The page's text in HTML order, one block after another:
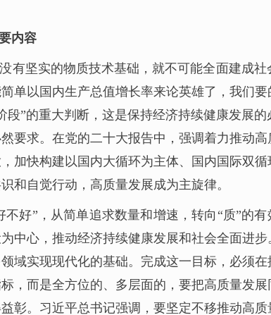
内容
有坚实的物质技术基础，就不可能全面建成
单以国内生产总值增长率来论英雄了，我们
”的重大判断，这是保持经济持续健康发展
要求。在党的二十大报告中，强调着力推动
加快构建以国内大循环为主体、国内国际双
和自觉行动，高质量发展成为主旋律。
好”，从简单追求数量和增速，转向“质”的
中心，推动经济持续健康发展和社会全面进
域实现现代化的基础。完成这一目标，必须
，而是全方位的、多层面的，要把高质量发
彰。习近平总书记强调，要坚定不移推动高